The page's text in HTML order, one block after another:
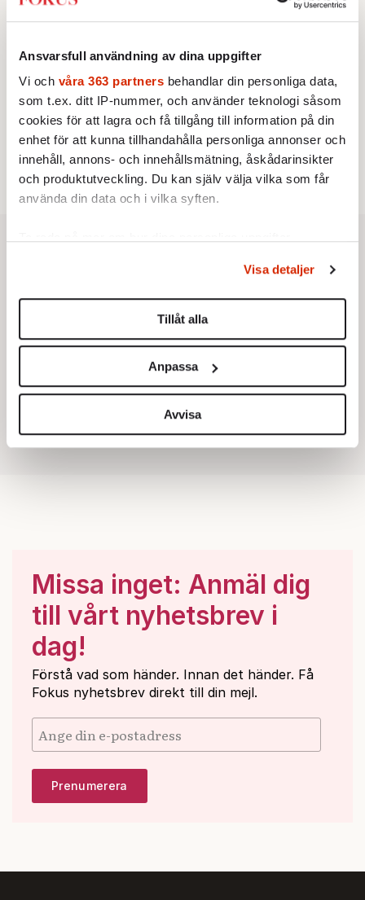
Ansvarsfull användning av dina uppgifter
Vi och våra 363 partners behandlar din personliga data,
som t.ex. ditt IP-nummer, och använder teknologi såsom
cookies för att lagra och få tillgång till information på din
enhet för att kunna tillhandahålla personliga annonser och
innehåll, annons- och innehållsmätning, åskådarinsikter
och produktutveckling. Du kan själv välja vilka som får
använda din data och i vilka syften.
Du kan ändra eller dra tillbaka ditt samtycke när som
helst från cookie-förklaringen.
Vi använder enhetsidentifierare för att anpassa innehållet
för sociala medier och analysera vår trafik. Vi
vidarebefordrar även sådana identifierare och annan
information från din enhet till de sociala medier och
annons- och analysföretag som vi samarbetar med.
Dessa kan i sin tur kombinera informationen med annan
Visa detaljer
Tillåt alla
Anpassa
Avvisa
alla om att vara arbetarklass
STICKET
ursprungsbefolkningen i Filipstad
5.Vattenbristen är här – men var femte liter läcker
ut
KRÖNIKA
6.Sakine Madon:Efter islamistdådet oroar sig
vänstern för Agnes Wold
Missa inget: Anmäl dig
till vårt nyhetsbrev i
dag!
Förstå vad som händer. Innan det händer. Få
Fokus nyhetsbrev direkt till din mejl.